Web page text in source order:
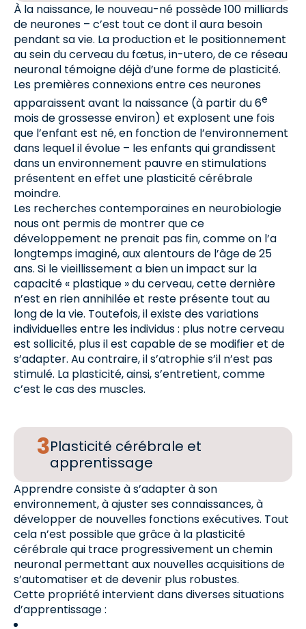
À la naissance, le nouveau-né possède 100 milliards
de neurones – c’est tout ce dont il aura besoin
pendant sa vie. La production et le positionnement
au sein du cerveau du fœtus, in-utero, de ce réseau
neuronal témoigne déjà d’une forme de plasticité.
Les premières connexions entre ces neurones
apparaissent avant la naissance (à partir du 6e
mois de grossesse environ) et explosent une fois
que l’enfant est né, en fonction de l’environnement
dans lequel il évolue – les enfants qui grandissent
dans un environnement pauvre en stimulations
présentent en effet une plasticité cérébrale
moindre.
Les recherches contemporaines en neurobiologie
nous ont permis de montrer que ce
développement ne prenait pas fin, comme on l’a
longtemps imaginé, aux alentours de l’âge de 25
ans. Si le vieillissement a bien un impact sur la
capacité « plastique » du cerveau, cette dernière
n’est en rien annihilée et reste présente tout au
long de la vie. Toutefois, il existe des variations
individuelles entre les individus : plus notre cerveau
est sollicité, plus il est capable de se modifier et de
s’adapter. Au contraire, il s’atrophie s’il n’est pas
stimulé. La plasticité, ainsi, s’entretient, comme
c’est le cas des muscles.
Plasticité cérébrale et
apprentissage
Apprendre consiste à s’adapter à son
environnement, à ajuster ses connaissances, à
développer de nouvelles fonctions exécutives. Tout
cela n’est possible que grâce à la plasticité
cérébrale qui trace progressivement un chemin
neuronal permettant aux nouvelles acquisitions de
s’automatiser et de devenir plus robustes.
Cette propriété intervient dans diverses situations
d’apprentissage :